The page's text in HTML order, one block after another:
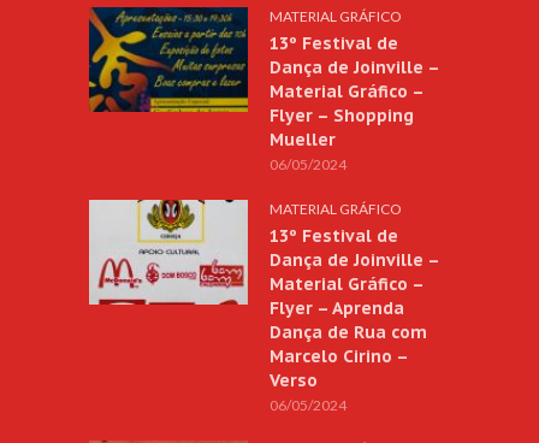
MATERIAL GRÁFICO
13º Festival de
Dança de Joinville –
Material Gráfico –
Flyer – Shopping
Mueller
06/05/2024
MATERIAL GRÁFICO
13º Festival de
Dança de Joinville –
Material Gráfico –
Flyer – Aprenda
Dança de Rua com
Marcelo Cirino –
Verso
06/05/2024